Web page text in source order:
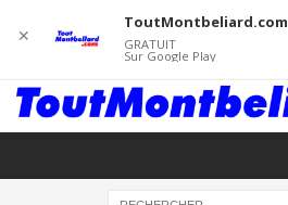
✕
ToutMontbeliard.com
GRATUIT
Sur Google Play